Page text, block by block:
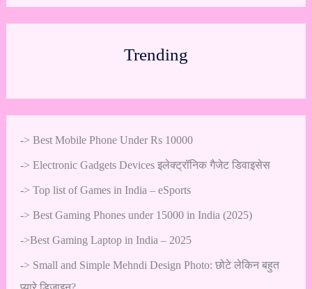
Trending
-> Best Mobile Phone Under Rs 10000
-> Electronic Gadgets Devices इलेक्ट्रॉनिक गैजेट डिवाइसेस
-> Top list of Games in India – eSports
-> Best Gaming Phones under 15000 in India (2025)
->Best Gaming Laptop in India – 2025
-> Small and Simple Mehndi Design Photo: छोटे लेकिन बहुत